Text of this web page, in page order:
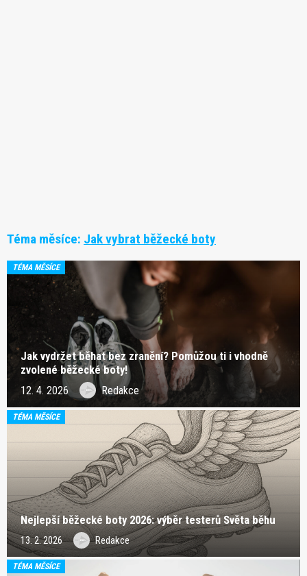
Téma měsíce: Jak vybrat běžecké boty
TÉMA MĚSÍCE
Jak vydržet běhat bez zranění? Pomůžou ti i vhodně
zvolené běžecké boty!
12. 4. 2026 Redakce
TÉMA MĚSÍCE
Nejlepší běžecké boty 2026: výběr testerů Světa běhu
13. 2. 2026 Redakce
TÉMA MĚSÍCE